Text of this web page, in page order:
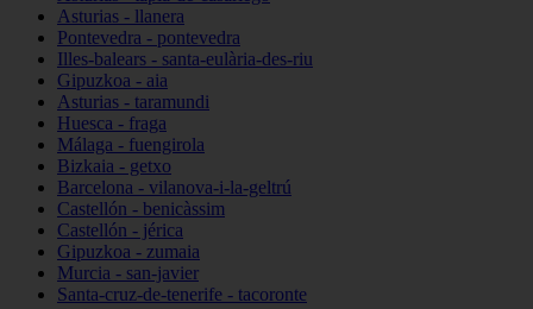
Asturias - llanera
Pontevedra - pontevedra
Illes-balears - santa-eulària-des-riu
Gipuzkoa - aia
Asturias - taramundi
Huesca - fraga
Málaga - fuengirola
Bizkaia - getxo
Barcelona - vilanova-i-la-geltrú
Castellón - benicàssim
Castellón - jérica
Gipuzkoa - zumaia
Murcia - san-javier
Santa-cruz-de-tenerife - tacoronte